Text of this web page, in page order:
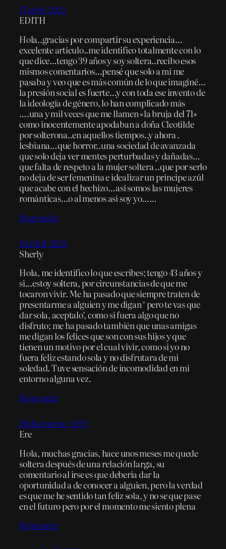
17 abril, 2021
EDITH
Hola..gracias por compartir su experiencia…
excelente artículo..me identifico totalmente con lo
que dice…tengo 39 años y soy soltera..recibo esos
mismos comentarios…pensé que solo a mí me
pasaba y veo que es más común de lo que imaginé…
la presión social es fuerte…y con toda ese invento de
la ideología de género, lo han complicado más
….una y mil veces que me llamen «la bruja del 71»
como inocentemente apodaban a doña Cleotilde
por solterona..en aquellos tiempos..y ahora .
lesbiana…que horror..una sociedad de avanzada
que solo deja ver mentes perturbadas y dañadas…
que falta de respeto a la mujer soltera ..que por serlo
no deja de ser femenina e idealizar un príncipe azúl
que acabe con el hechizo…así somos las mujeres
románticas…o al menos así soy yo……
Responder
16 abril, 2021
Sherly
Hola, me identifico lo que escribes; tengo 43 años y
si…estoy soltera, por circunstancias de que me
tocaron vivir. Me ha pasado que siempre traten de
presentarme a alguien y me digan ‘ pero te vas que
dar sola, aceptalo’, como si fuera algo que no
disfruto; me ha pasado también que unas amigas
me digan los felices que son con sus hijos y que
tienen un motivo por el cual vivir, como si yo no
fuera feliz estando sola y no disfrutara de mi
soledad. Tuve sensación de incomodidad en mi
entorno alguna vez.
Responder
28 diciembre, 2019
Ere
Hola, muchas gracias, hace unos meses me quede
soltera después de una relación larga, su
comentario al irse es que debería dar la
oportunidad a de conocer a alguien, pero la verdad
es que me he sentido tan feliz sola, y no se que pase
en el futuro pero por el momento me siento plena
Responder